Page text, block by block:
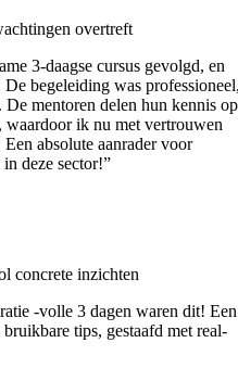
overtreft
3-daagse cursus gevolgd, en
begeleiding was
mentoren delen hun kennis op
waardoor ik nu met vertrouwen
absolute aanrader voor
deze sector!”
concrete inzichten
-volle 3 dagen waren dit! Een
tips, gestaafd met real-